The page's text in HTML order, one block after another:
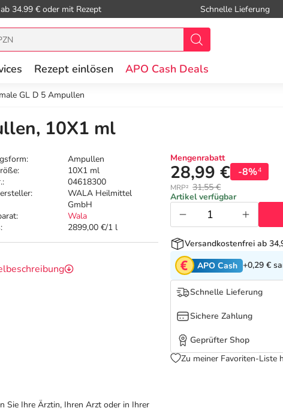
34.99 € oder mit Rezept Schnelle Lieferung
Rezept einlösen APO Cash Deals
GL D 5 Ampullen
10X1 ml
Ampullen
10X1 ml
04618300
WALA Heilmittel
GmbH
Wala
2899,00 €/1 l
Mengenrabatt
28,99 € -8%4
MRP² 31,55 €
Artikel verfügbar
Versandkostenfrei ab
APO Cash +0,29 €
Schnelle Lieferung
Sichere Zahlung
Geprüfter Shop
Zu meiner Favoriten-Liste
Sie Ihre Ärztin, Ihren Arzt oder in Ihrer